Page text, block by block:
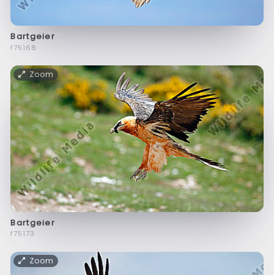
Bartgeier
f75168
Zoom
Bartgeier
f75173
Zoom